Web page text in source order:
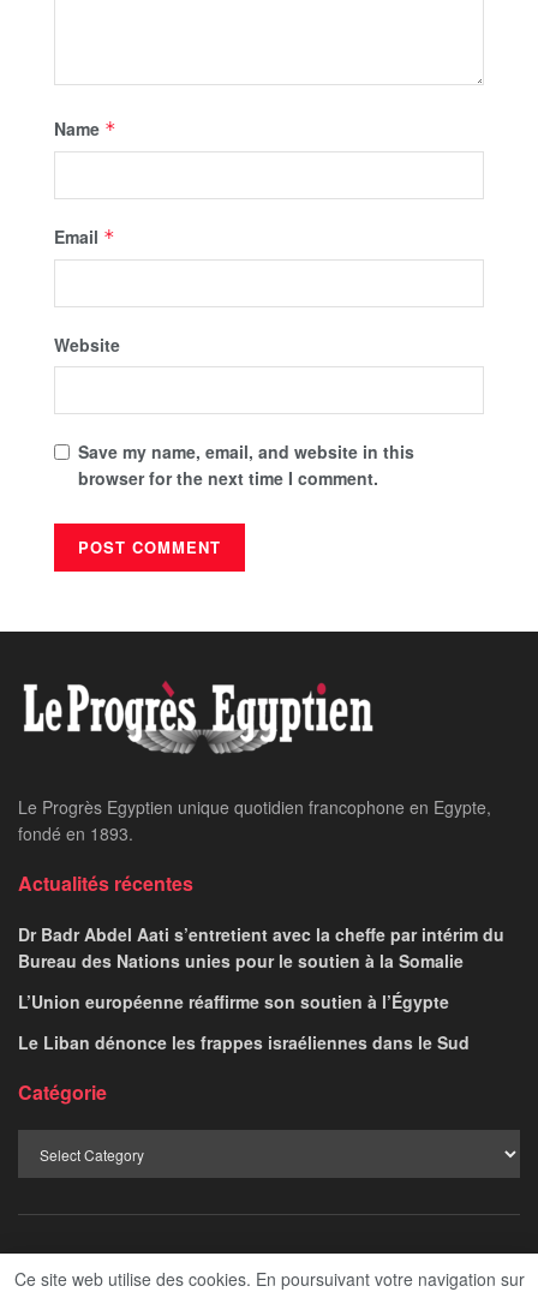
Name *
Email *
Website
Save my name, email, and website in this
browser for the next time I comment.
Le Progrès Egyptien unique quotidien francophone en Egypte,
fondé en 1893.
Actualités récentes
Dr Badr Abdel Aati s’entretient avec la cheffe par intérim du
Bureau des Nations unies pour le soutien à la Somalie
L’Union européenne réaffirme son soutien à l’Égypte
Le Liban dénonce les frappes israéliennes dans le Sud
Catégorie
Afficher Politique de confidentialité Contact
Ce site web utilise des cookies. En poursuivant votre navigation sur